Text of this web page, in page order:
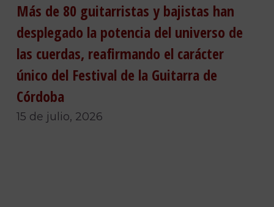
Más de 80 guitarristas y bajistas han
desplegado la potencia del universo de
las cuerdas, reafirmando el carácter
único del Festival de la Guitarra de
Córdoba
15 de julio, 2026